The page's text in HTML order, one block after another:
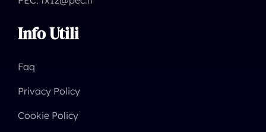
Info Utili
Faq
Privacy Policy
Cookie Policy